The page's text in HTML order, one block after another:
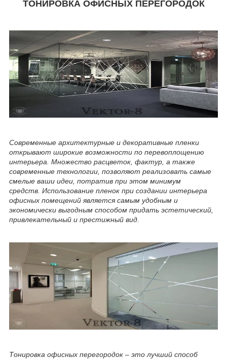
ТОНИРОВКА ОФИСНЫХ ПЕРЕГОРОДОК
Современные архитектурные и декоративные пленки
открывают широкие возможности по перевоплощению
интерьера. Множество расцветок, фактур, а также
современные технологии, позволяют реализовать самые
смелые ваши идеи, потратив при этом минимум
средств. Использование пленок при создании интерьера
офисных помещений является самым удобным и
экономически выгодным способом придать эстетический,
привлекательный и престижный вид.
Тонировка офисных перегородок – это лучший способ